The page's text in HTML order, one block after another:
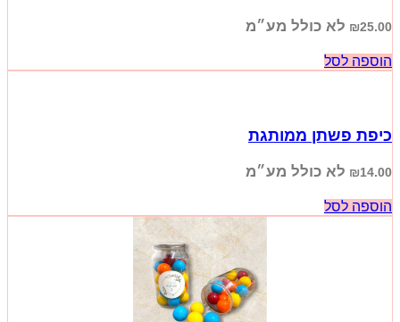
₪25.00 לא כולל מע״מ
הוספה לסל
כיפת פשתן ממותגת
₪14.00 לא כולל מע״מ
הוספה לסל